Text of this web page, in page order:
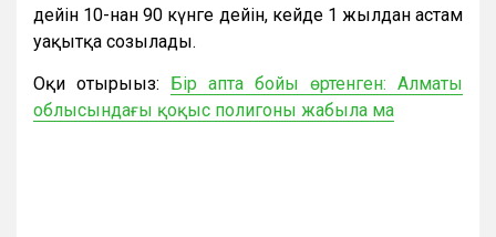
дейін 10-нан 90 күнге дейін, кейде 1 жылдан астам
уақытқа созылады.
Оқи отырыңыз: Бір апта бойы өртенген: Алматы
облысындағы қоқыс полигоны жабыла ма